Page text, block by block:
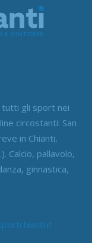
tutti gli sport nei
circostanti: San
in Chianti,
Calcio, pallavolo,
ginnastica,